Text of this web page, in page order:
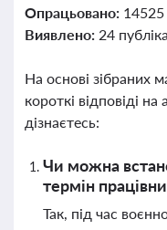
Опрацьовано:
Виявлено: 24
На основі зібраних
короткі відповіді
дізнаєтесь:
Чи можна
термін
Так, під час